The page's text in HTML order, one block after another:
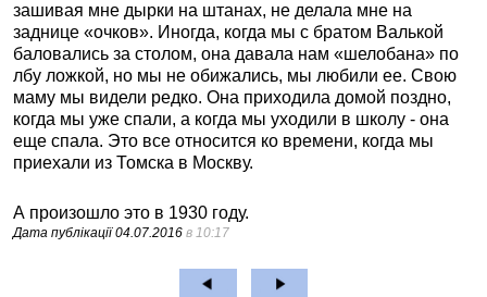
зашивая мне дырки на штанах, не делала мне на
заднице «очков». Иногда, когда мы с братом Валькой
баловались за столом, она давала нам «шелобана» по
лбу ложкой, но мы не обижались, мы любили ее. Свою
маму мы видели редко. Она приходила домой поздно,
когда мы уже спали, а когда мы уходили в школу - она
еще спала. Это все относится ко времени, когда мы
приехали из Томска в Москву.
А произошло это в 1930 году.
Дата публікації04.07.2016 в 10:17